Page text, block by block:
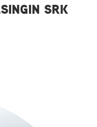
SRK